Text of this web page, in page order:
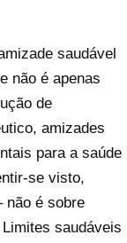
saudável
não é apenas
de
amizades
para a saúde
se visto,
não é sobre
saudáveis